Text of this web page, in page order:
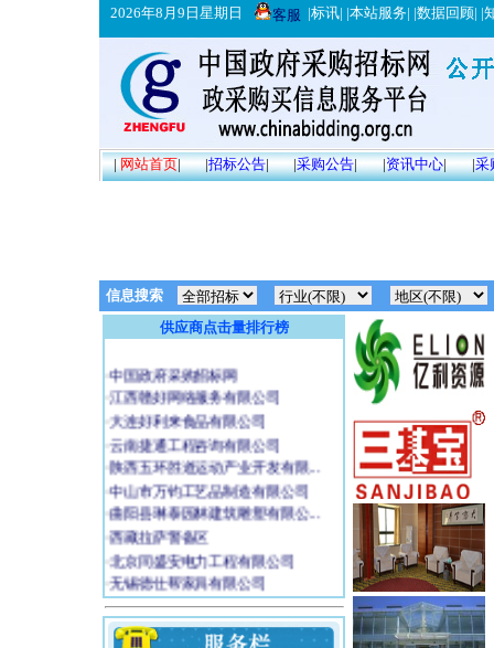
2026年8月9日星期日 客服 |标讯| |本站服务| |数据回顾| |
|网站首页| |招标公告| |采购公告| |资讯中心| |采
信息搜索
供应商点击量排行榜
中国政府采购招标网
江西赣好网络服务有限公司
大连好利来食品有限公司
云南捷通工程咨询有限公司
陕西五环胜道运动产业开发有限...
中山市万钧工艺品制造有限公司
曲阳县琳泰园林建筑雕塑有限公...
西藏拉萨警备区
北京同盛安电力工程有限公司
无锡德仕帮家具有限公司
·深圳市深晖建筑工程有限公司
·山东省博兴县兰冶金属有限公司